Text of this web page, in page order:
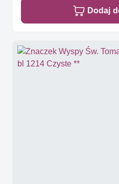
Dodaj